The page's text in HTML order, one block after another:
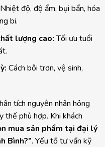
Nhiệt độ, độ ẩm, bụi bẩn, hóa
bi.
lượng cao:Tối ưu tuổi
Cách bôi trơn, vệ sinh,
tích nguyên nhân hỏng
thế phù hợp. Khi khách
mua sản phẩm tại đại lý
Bình?”. Yếu tố tư vấn kỹ